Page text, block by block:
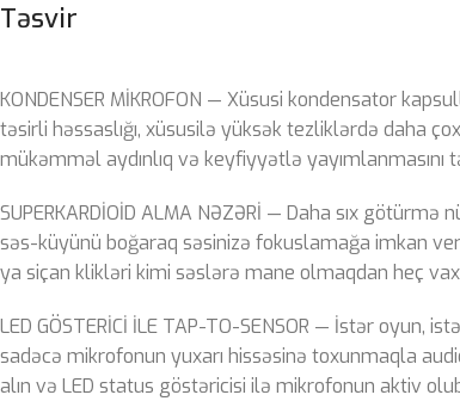
Təsvir
KONDENSER MİKROFON — Xüsusi kondensator
təsirli həssaslığı, xüsusilə yüksək tezliklərdə daha
mükəmməl aydınlıq və keyfiyyətlə yayımlanmasını
SUPERKARDİOİD ALMA NƏZƏRİ — Daha sıx
səs-küyünü boğaraq səsinizə fokuslamağa imkan
ya siçan klikləri kimi səslərə mane olmaqdan heç
LED GÖSTERİCİ İLE TAP-TO-SENSOR — İstər oyun,
sadəcə mikrofonun yuxarı hissəsinə toxunmaqla
alın və LED status göstəricisi ilə mikrofonun aktiv